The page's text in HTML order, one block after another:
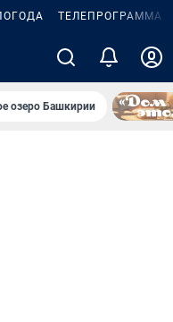
ТЕЛЕПРОГРАММА
озеро Башкирии